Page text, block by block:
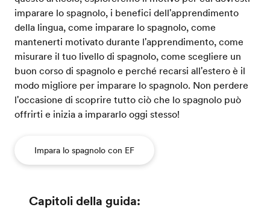
imparare lo spagnolo, i benefici dell'apprendimento
della lingua, come imparare lo spagnolo, come
mantenerti motivato durante l'apprendimento, come
misurare il tuo livello di spagnolo, come scegliere un
buon corso di spagnolo e perché recarsi all'estero è il
modo migliore per imparare lo spagnolo. Non perdere
l'occasione di scoprire tutto ciò che lo spagnolo può
offrirti e inizia a impararlo oggi stesso!
Impara lo spagnolo con EF
Capitoli della guida: